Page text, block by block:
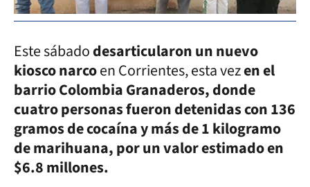
Este sábadodesarticularon un nuevo
kiosco narcoen Corrientes, esta vezen el
barrio Colombia Granaderos, donde
cuatro personas fueron detenidas con 136
gramos de cocaína y más de 1 kilogramo
de marihuana, por un valor estimado en
$6.8 millones.